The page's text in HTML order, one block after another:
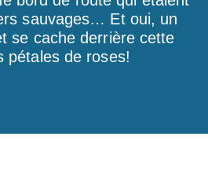
sauvages… Et oui, un
se cache derrière cette
pétales de roses!